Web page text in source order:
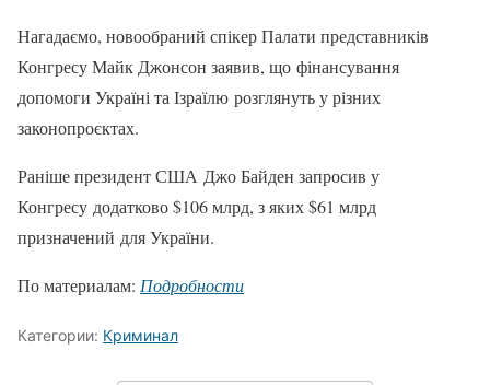
Нагадаємо, новообраний спікер Палати представників
Конгресу Майк Джонсон заявив, що фінансування
допомоги Україні та Ізраїлю розглянуть у різних
законопроєктах.
Раніше президент США Джо Байден запросив у
Конгресу додатково $106 млрд, з яких $61 млрд
призначений для України.
По материалам: Подробности
Категории: Криминал